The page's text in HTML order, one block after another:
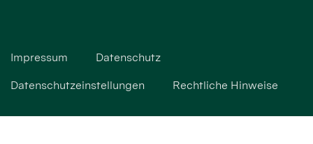
Impressum Datenschutz
Datenschutzeinstellungen Rechtliche Hinweise